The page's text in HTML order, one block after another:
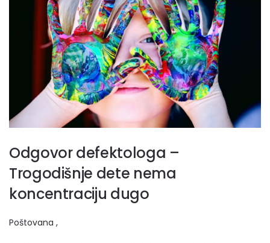
Odgovor defektologa –
Trogodišnje dete nema
koncentraciju dugo
Poštovana ,